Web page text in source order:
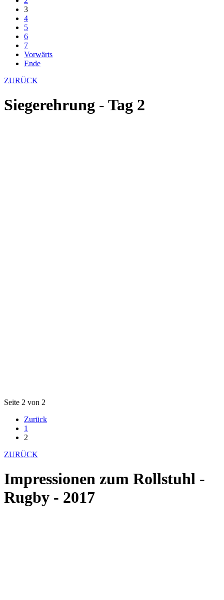
3
4
5
6
7
Vorwärts
Ende
ZURÜCK
Siegerehrung - Tag 2
Seite 2 von 2
Zurück
1
2
ZURÜCK
Impressionen zum Rollstuhl -
Rugby - 2017